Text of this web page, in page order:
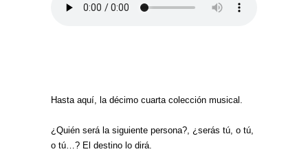
Hasta aquí, la décimo cuarta colección musical.
¿Quién será la siguiente persona?, ¿serás tú, o tú,
o tú…? El destino lo dirá.